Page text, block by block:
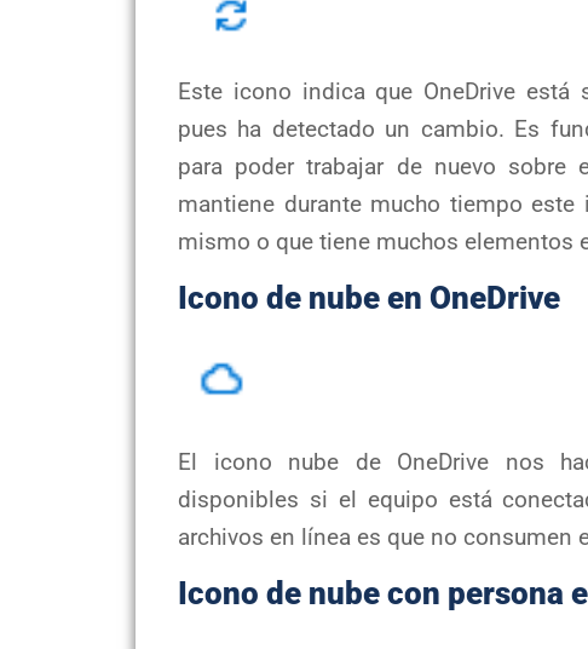
Este icono indica que OneDrive está
pues ha detectado un cambio. Es
para poder trabajar de nuevo sobre
mantiene durante mucho tiempo
mismo o que tiene muchos elementos
Icono de nube en OneDrive
El icono nube de OneDrive nos
disponibles si el equipo está
archivos en línea es que no consumen
Icono de nube con persona